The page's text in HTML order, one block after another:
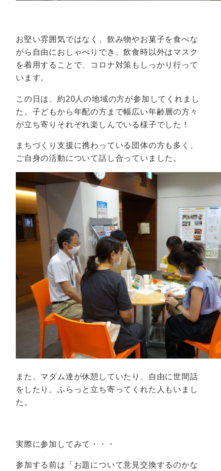
お堅い雰囲気ではなく、飲み物やお菓子を食べな
がら自由におしゃべりでき、飲食時以外はマスク
を着用することで、コロナ対策もしっかり行って
います。
この日は、約20人の地域の方が参加してくれまし
た。子どもから年配の方まで幅広い年齢層の方々
が立ち寄りそれぞれ楽しんでいる様子でした！
まちづくり支援に携わっている団体の方も多く、
ご自身の活動について話し合っていました。
また、マダム達が休憩していたり、自由に世間話
をしたり、ふらっと立ち寄ってくれた人もいまし
た。
実際に参加してみて・・・
参加する前は「お題について意見交換するのかな